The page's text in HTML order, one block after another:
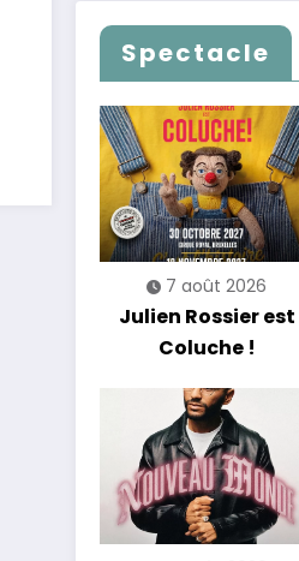
Les Nuits
Francofolies au
Spectacle
7 août 2026
Julien Rossier est
Coluche !